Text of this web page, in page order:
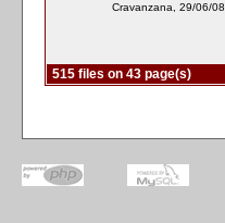
Cravanzana, 29/06/08
515 files on 43 page(s)